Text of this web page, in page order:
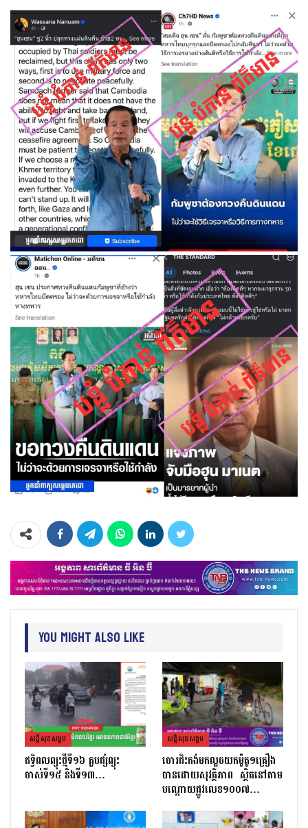
You Might Also Like
សន្តិសុខសង្គម
ឥទ្ធិពលព្យុះថ្មីទី១៦ គួបផ្សំព្យុះ
ចាស់ទី១៥ និងទី១៣…
សន្តិសុខសង្គម
ចោរជិះកង់មកលួចយកម៉ូតូ១គ្រឿង
បានដោយសុវត្ថិភាព ស្ថិត​នៅ​តាម​
បណ្ដោយ​ផ្លូវ​លេខ​១០០៧​…